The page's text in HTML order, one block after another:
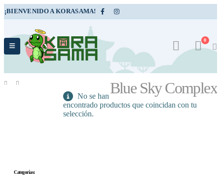
¡BIENVENIDO A KORASAMA!
0
Blue Sky Complex
No se han
encontrado productos que coincidan con tu
selección.
Categorías: